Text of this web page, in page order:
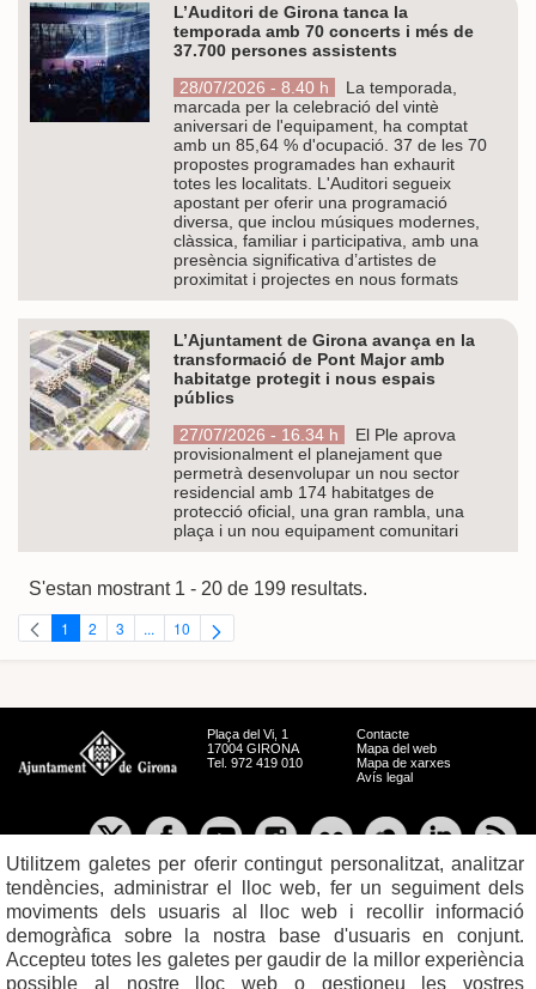
L’Auditori de Girona tanca la
temporada amb 70 concerts i més de
37.700 persones assistents
28/07/2026 - 8.40 h
La temporada,
marcada per la celebració del vintè
aniversari de l'equipament, ha comptat
amb un 85,64 % d'ocupació. 37 de les 70
propostes programades han exhaurit
totes les localitats. L'Auditori segueix
apostant per oferir una programació
diversa, que inclou músiques modernes,
clàssica, familiar i participativa, amb una
presència significativa d’artistes de
proximitat i projectes en nous formats
L’Ajuntament de Girona avança en la
transformació de Pont Major amb
habitatge protegit i nous espais
públics
27/07/2026 - 16.34 h
El Ple aprova
provisionalment el planejament que
permetrà desenvolupar un nou sector
residencial amb 174 habitatges de
protecció oficial, una gran rambla, una
plaça i un nou equipament comunitari
S'estan mostrant 1 - 20 de 199 resultats.
Pàgina
1 Pàgina
2 Pàgina
3 ...Pàgines intermèdies Utilitzeu TAB per navegar.
Pàgina
10
Plaça del Vi, 1
17004 GIRONA
Tel. 972 419 010
Contacte
Mapa del web
Mapa de xarxes
Avís legal
Utilitzem galetes per oferir contingut personalitzat, analitzar
tendències, administrar el lloc web, fer un seguiment dels
moviments dels usuaris al lloc web i recollir informació
demogràfica sobre la nostra base d'usuaris en conjunt.
Accepteu totes les galetes per gaudir de la millor experiència
possible al nostre lloc web o gestioneu les vostres